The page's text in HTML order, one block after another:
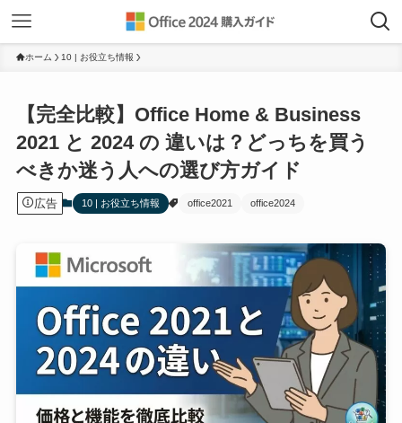
ホーム 10 | お役立ち情報
【完全比較】Office Home & Business
2021 と 2024 の 違いは？どっちを買う
べきか迷う人への選び方ガイド
広告 10 | お役立ち情報 office2021 office2024